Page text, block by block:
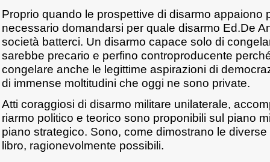
Proprio quando le prospettive di disarmo appaiono
necessario domandarsi per quale disarmo Ed.De
società batterci. Un disarmo capace solo di
sarebbe precario e perfino controproducente
congelare anche le legittime aspirazioni di
di immense moltitudini che oggi ne sono private.
Atti coraggiosi di disarmo militare unilaterale,
riarmo politico e teorico sono proponibili sul piano
piano strategico. Sono, come dimostrano le
libro, ragionevolmente possibili.